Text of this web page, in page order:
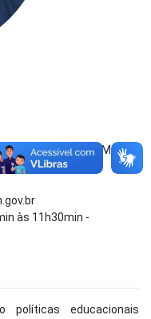
59585-000 - São Miguel
às 11h30min -
políticas educacionais